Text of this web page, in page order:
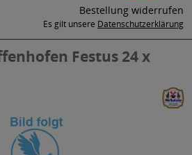
Bestellung widerrufen
Es gilt unsere Datenschutzerklärung
Festus 24 x